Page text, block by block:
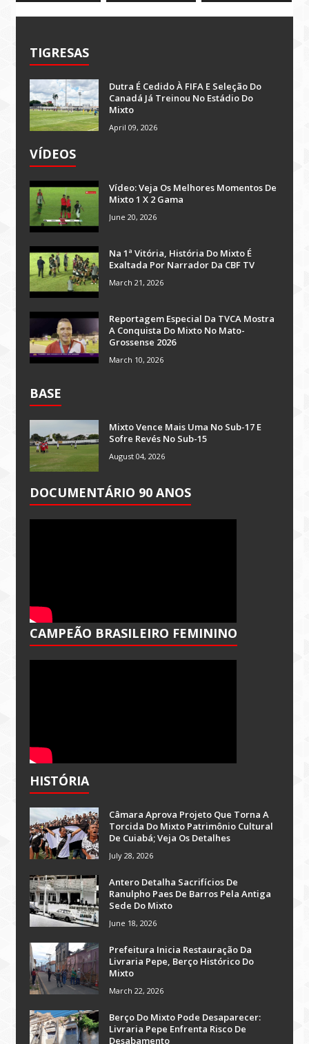
TIGRESAS
Dutra É Cedido À FIFA E Seleção Do
Canadá Já Treinou No Estádio Do
Mixto
April 09, 2026
VÍDEOS
Vídeo: Veja Os Melhores Momentos De
Mixto 1 X 2 Gama
June 20, 2026
Na 1ª Vitória, História Do Mixto É
Exaltada Por Narrador Da CBF TV
March 21, 2026
Reportagem Especial Da TVCA Mostra
A Conquista Do Mixto No Mato-
Grossense 2026
March 10, 2026
BASE
Mixto Vence Mais Uma No Sub-17 E
Sofre Revés No Sub-15
August 04, 2026
DOCUMENTÁRIO 90 ANOS
CAMPEÃO BRASILEIRO FEMININO
HISTÓRIA
Câmara Aprova Projeto Que Torna A
Torcida Do Mixto Patrimônio Cultural
De Cuiabá; Veja Os Detalhes
July 28, 2026
Antero Detalha Sacrifícios De
Ranulpho Paes De Barros Pela Antiga
Sede Do Mixto
June 18, 2026
Prefeitura Inicia Restauração Da
Livraria Pepe, Berço Histórico Do
Mixto
March 22, 2026
Berço Do Mixto Pode Desaparecer:
Livraria Pepe Enfrenta Risco De
Desabamento